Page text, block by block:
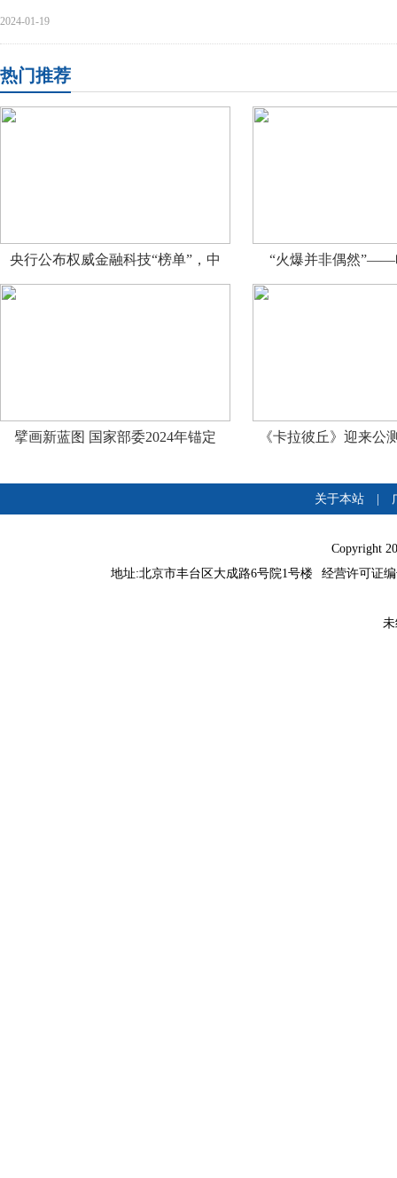
2024-01-19
热门推荐
央行公布权威金融科技“榜单”，中 “火爆并非偶然”——
擘画新蓝图 国家部委2024年锚定 《卡拉彼丘》迎来公
关于本站
Copyright
地址:北京市丰台区大成路6号院1号楼
经营许可证